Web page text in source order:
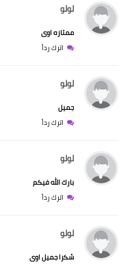
لولو
ممتازه اوى
اترك رداً
لولو
جميل
اترك رداً
لولو
بارك الله فيكم
اترك رداً
لولو
شكرا جميل اوى